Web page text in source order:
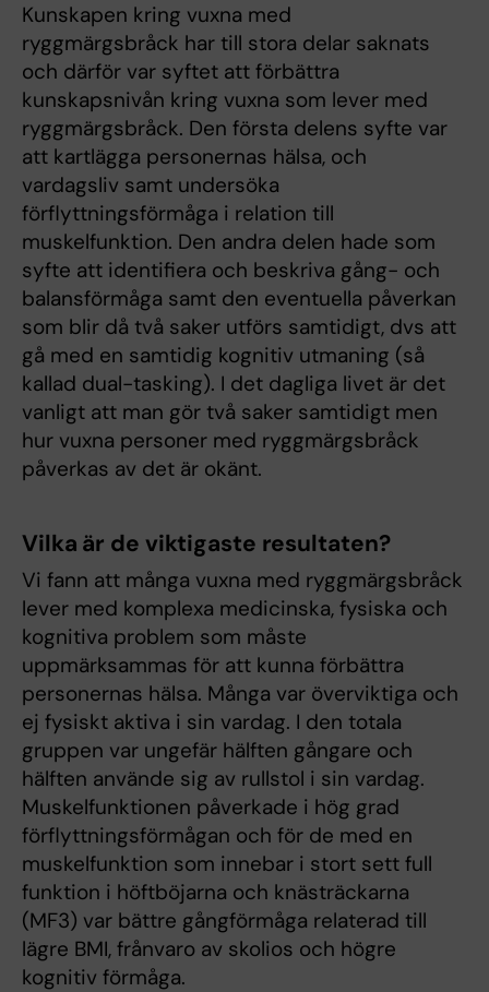
Kunskapen kring vuxna med
ryggmärgsbråck har till stora delar saknats
och därför var syftet att förbättra
kunskapsnivån kring vuxna som lever med
ryggmärgsbråck. Den första delens syfte var
att kartlägga personernas hälsa, och
vardagsliv samt undersöka
förflyttningsförmåga i relation till
muskelfunktion. Den andra delen hade som
syfte att identifiera och beskriva gång- och
balansförmåga samt den eventuella påverkan
som blir då två saker utförs samtidigt, dvs att
gå med en samtidig kognitiv utmaning (så
kallad dual-tasking). I det dagliga livet är det
vanligt att man gör två saker samtidigt men
hur vuxna personer med ryggmärgsbråck
påverkas av det är okänt.
Vilka är de viktigaste resultaten?
Vi fann att många vuxna med ryggmärgsbråck
lever med komplexa medicinska, fysiska och
kognitiva problem som måste
uppmärksammas för att kunna förbättra
personernas hälsa. Många var överviktiga och
ej fysiskt aktiva i sin vardag. I den totala
gruppen var ungefär hälften gångare och
hälften använde sig av rullstol i sin vardag.
Muskelfunktionen påverkade i hög grad
förflyttningsförmågan och för de med en
muskelfunktion som innebar i stort sett full
funktion i höftböjarna och knästräckarna
(MF3) var bättre gångförmåga relaterad till
lägre BMI, frånvaro av skolios och högre
kognitiv förmåga.